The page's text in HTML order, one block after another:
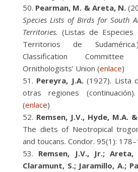
Pearman, M. & Areta, N.
Species Lists of Birds for South
Territories. (Listas de
Territorios de
Classification Committee
Ornithologists’ Union (enlace)
Pereyra, J.A.(1927). Lista
otras regiones
(enlace)
Remsen, J.V., Hyde, M.A.
The diets of Neotropical
and toucans. Condor. 95(1):
Remsen, J.V., Jr.;
Claramunt, S.; Jaramillo, A.;